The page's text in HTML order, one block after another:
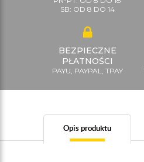
SB: OD 8 DO 14
BEZPIECZNE
PŁATNOŚCI
PAYU, PAYPAL, TPAY
Opis produktu